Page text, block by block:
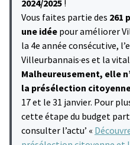
2024/2025 !
Vous faites partie des 261
une idée pour améliorer
la 4e année consécutive,
Villeurbannais·es et la
Malheureusement, elle
la présélection
17 et le 31 janvier. Pour
cette étape du budget
consulter l’actu’ «